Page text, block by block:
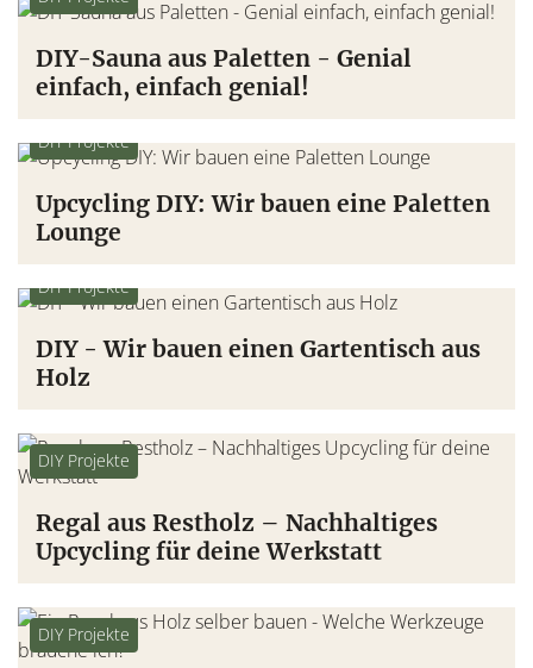
DIY-Sauna aus Paletten - Genial
einfach, einfach genial!
DIY Projekte
Upcycling DIY: Wir bauen eine Paletten
Lounge
DIY Projekte
DIY - Wir bauen einen Gartentisch aus
Holz
DIY Projekte
Regal aus Restholz – Nachhaltiges
Upcycling für deine Werkstatt
DIY Projekte